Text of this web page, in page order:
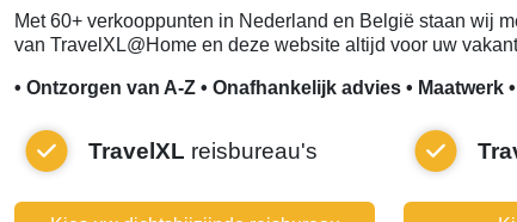
Met 60+ verkooppunten in Nederland en België staan wij
van TravelXL@Home en deze website altijd voor uw
• Ontzorgen van A-Z • Onafhankelijk advies • Maatwerk
TravelXL reisbureau's